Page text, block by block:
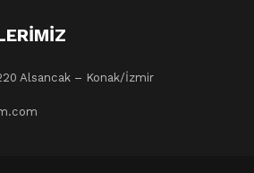
Alsancak – Konak/İzmir